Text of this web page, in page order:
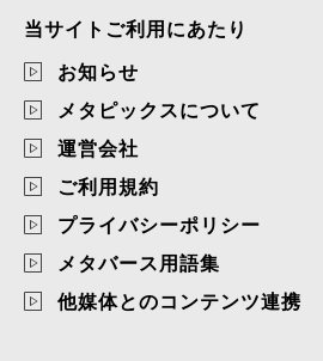
当サイトご利用にあたり
お知らせ
メタピックスについて
運営会社
ご利用規約
プライバシーポリシー
メタバース用語集
他媒体とのコンテンツ連携